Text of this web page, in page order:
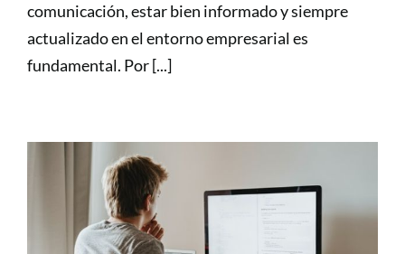
comunicación, estar bien informado y siempre
actualizado en el entorno empresarial es
fundamental. Por [...]